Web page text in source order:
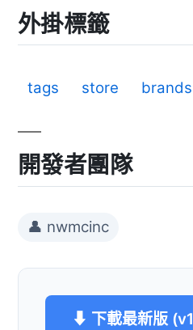
外掛標籤
tags store brands
開發者團隊
👤 nwmcinc
⬇ 下載最新版